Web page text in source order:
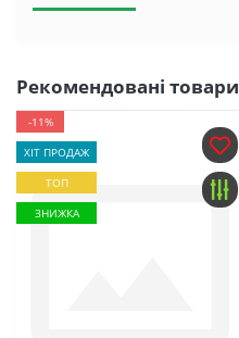
Рекомендовані товари
-11%
ХІТ ПРОДАЖ
ТОП
ЗНИЖКА